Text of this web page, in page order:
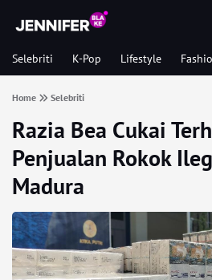
Selebriti K-Pop Lifestyle
Home Selebriti
Razia Bea Cukai
Penjualan Rokok
Madura